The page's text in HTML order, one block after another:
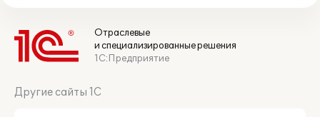
Отраслевые
и специализированные решения
1С:Предприятие
Другие сайты 1С